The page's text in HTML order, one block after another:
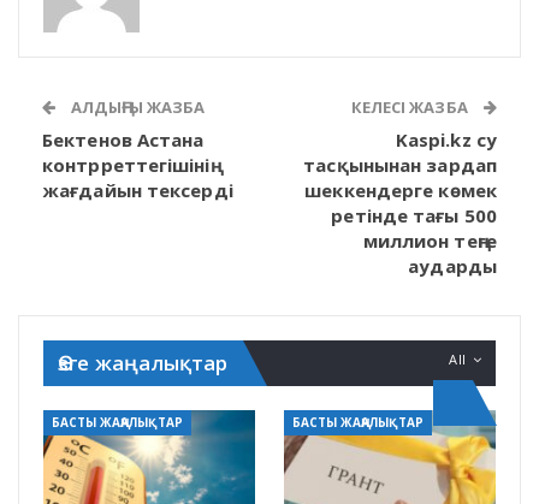
АЛДЫҢҒЫ ЖАЗБА
Бектенов Астана
контрреттегішінің
жағдайын тексерді
КЕЛЕСІ ЖАЗБА
Kaspi.kz су
тасқынынан зардап
шеккендерге көмек
ретінде тағы 500
миллион теңге
аударды
All
Өзге жаңалықтар
БАСТЫ ЖАҢАЛЫҚТАР БАСТЫ ЖАҢАЛЫҚТАР